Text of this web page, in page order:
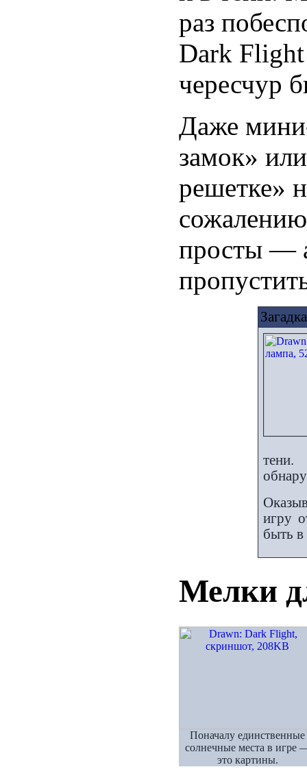
раз
Dark Flight
чересчур
Даже
замок»
решетке»
просты —
тени.
игру
быть в
Мелки
Поначалу единственные
солнечные места в игре
это картины.